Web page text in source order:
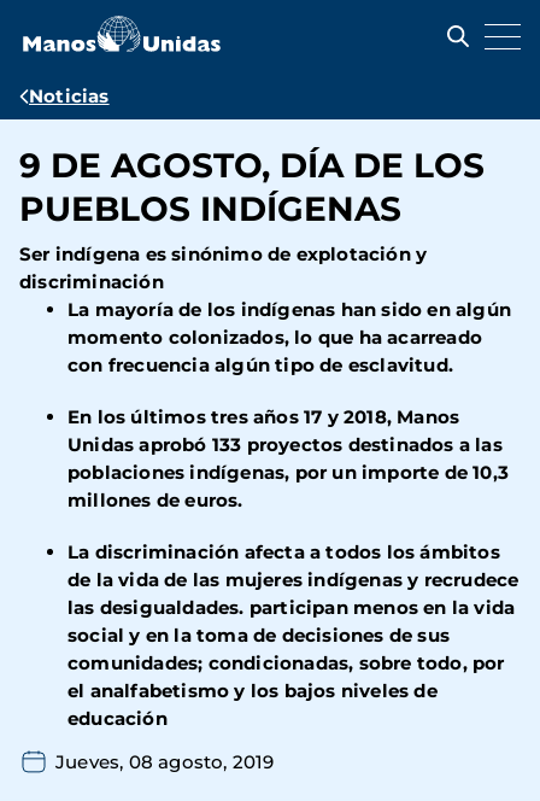
contenido
Ruta
navegación
Noticias
9 DE AGOSTO, DÍA DE LOS
PUEBLOS INDÍGENAS
Ser indígena es sinónimo de explotación y
discriminación
La mayoría de los indígenas han sido en algún
momento colonizados, lo que ha acarreado
con frecuencia algún tipo de esclavitud.
En los últimos tres años 17 y 2018, Manos
Unidas aprobó 133 proyectos destinados a las
poblaciones indígenas, por un importe de 10,3
millones de euros.
La discriminación afecta a todos los ámbitos
de la vida de las mujeres indígenas y recrudece
las desigualdades. participan menos en la vida
social y en la toma de decisiones de sus
comunidades; condicionadas, sobre todo, por
el analfabetismo y los bajos niveles de
educación
Jueves, 08 agosto, 2019